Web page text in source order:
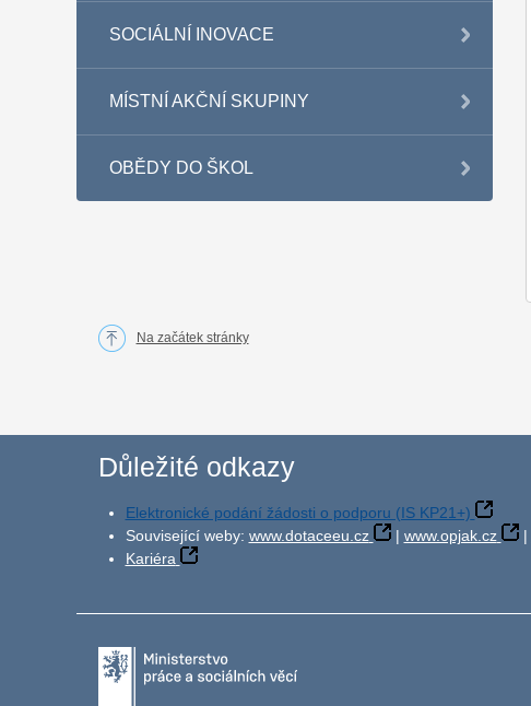
SOCIÁLNÍ INOVACE
MÍSTNÍ AKČNÍ SKUPINY
OBĚDY DO ŠKOL
Na začátek stránky
Důležité odkazy
Elektronické podání žádosti o podporu (IS KP21+)
Související weby: www.dotaceeu.cz | www.opjak.cz |
Kariéra